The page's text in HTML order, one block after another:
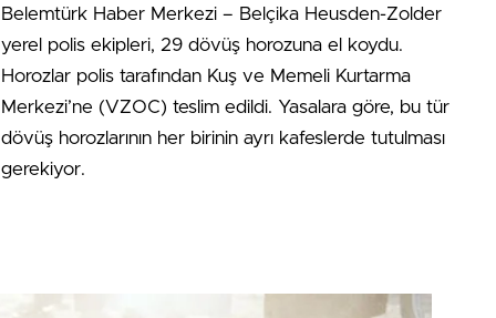
Belemtürk Haber Merkezi – Belçika Heusden-Zolder
yerel polis ekipleri, 29 dövüş horozuna el koydu.
Horozlar polis tarafından Kuş ve Memeli Kurtarma
Merkezi’ne (VZOC) teslim edildi. Yasalara göre, bu tür
dövüş horozlarının her birinin ayrı kafeslerde tutulması
gerekiyor.